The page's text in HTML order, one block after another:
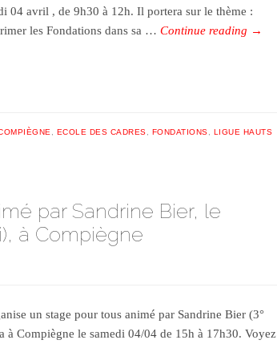
04 avril , de 9h30 à 12h. Il portera sur le thème :
les Fondations dans sa …Continue reading →
ECOLE DES CADRES FONDATIONS LIGUE HAUTS
par Sandrine Bier, le
à Compiègne
un stage pour tous animé par Sandrine Bier (3°
à Compiègne le samedi 04/04 de 15h à 17h30. Voyez